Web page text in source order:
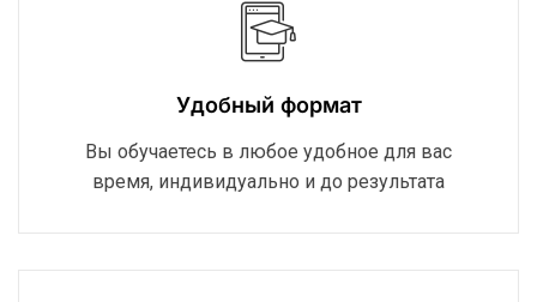
Удобный формат
Вы обучаетесь в любое удобное для вас
время, индивидуально и до результата